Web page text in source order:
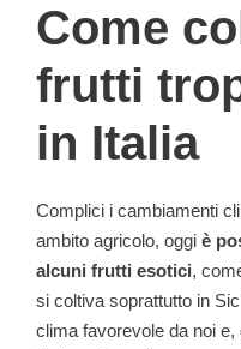
Come
frutti
in Italia
Complici i cambiamenti
ambito agricolo, oggi è
alcuni frutti esotici,
si coltiva soprattutto in
clima favorevole da noi